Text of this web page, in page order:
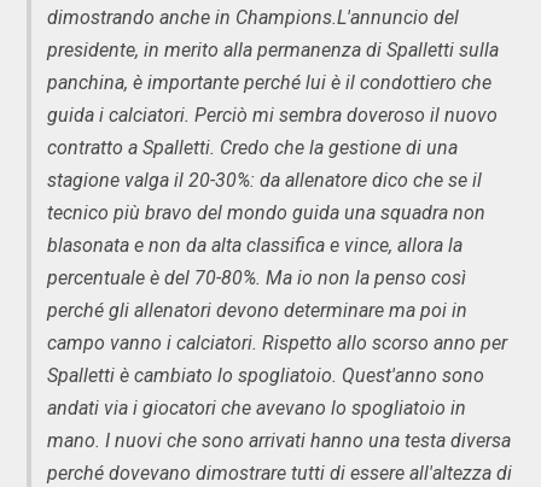
dimostrando anche in Champions.L'annuncio del
presidente, in merito alla permanenza di Spalletti sulla
panchina, è importante perché lui è il condottiero che
guida i calciatori. Perciò mi sembra doveroso il nuovo
contratto a Spalletti. Credo che la gestione di una
stagione valga il 20-30%: da allenatore dico che se il
tecnico più bravo del mondo guida una squadra non
blasonata e non da alta classifica e vince, allora la
percentuale è del 70-80%. Ma io non la penso così
perché gli allenatori devono determinare ma poi in
campo vanno i calciatori. Rispetto allo scorso anno per
Spalletti è cambiato lo spogliatoio. Quest'anno sono
andati via i giocatori che avevano lo spogliatoio in
mano. I nuovi che sono arrivati hanno una testa diversa
perché dovevano dimostrare tutti di essere all'altezza di